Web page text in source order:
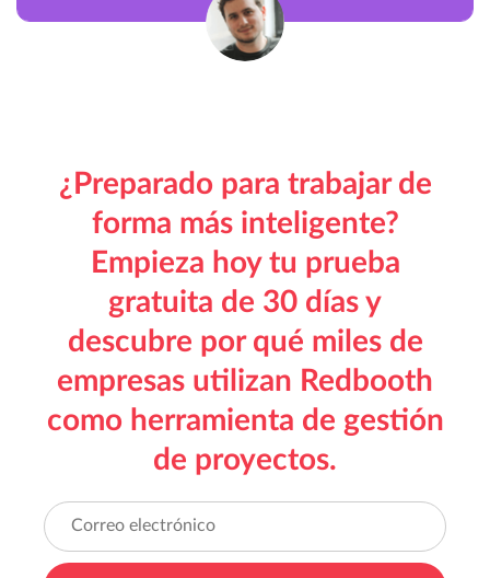
¿Preparado para trabajar de
forma más inteligente?
Empieza hoy tu prueba
gratuita de 30 días y
descubre por qué miles de
empresas utilizan Redbooth
como herramienta de gestión
de proyectos.